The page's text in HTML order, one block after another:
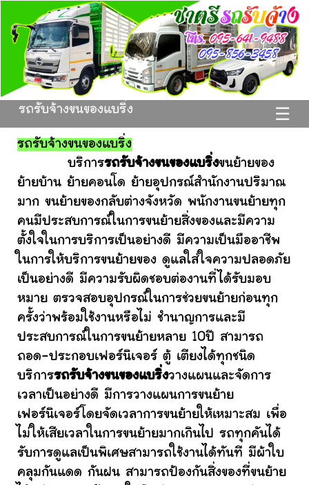
☰
รถรับจ้างขนของแบริ่ง
รถรับจ้างขนของแบริ่ง
บริการรถรับจ้างขนของแบริ่งขนย้ายของ
ย้ายบ้าน ย้ายคอนโด ย้ายอุปกรณ์สำนักงานปริมาณ
มาก ขนย้ายของกลับต่างจังหวัด พนักงานขนย้ายทุก
คนมีประสบการณ์ในการขนย้ายสิ่งของและมีความ
ตั้งใจในการบริการเป็นอย่างดี มีความเป็นมืออาชีพ
ในการให้บริการขนย้ายของ ดูแลใส่ใจความปลอดภัย
เป็นอย่างดี มีความรับผิดชอบต่องานที่ได้รับมอบ
หมาย ตรวจสอบอุปกรณ์ในการช่วยขนย้ายก่อนทุก
ครั้งว่าพร้อมใช้งานหรือไม่ ชำนาญการและมี
ประสบการณ์ในการขนย้ายหลาย 10ปี สามารถ
ถอด-ประกอบเฟอร์นิเจอร์ ตู้ เตียงได้ทุกชนิด
บริการรถรับจ้างขนของแบริ่งวางแผนและจัดการ
เวลาเป็นอย่างดี มีการวางแผนการขนย้าย
เฟอร์นิเจอร์โดยจัดเวลาการขนย้ายให้เหมาะสม เพื่อ
ไม่ให้เสียเวลาในการขนย้ายมากเกินไป รถทุกคันได้
รับการดูแลเป็นพิเศษสามารถใช้งานได้ทันที มีผ้าใบ
คลุมกันแดด กันฝน สามารถป้องกันสิ่งของที่ขนย้าย